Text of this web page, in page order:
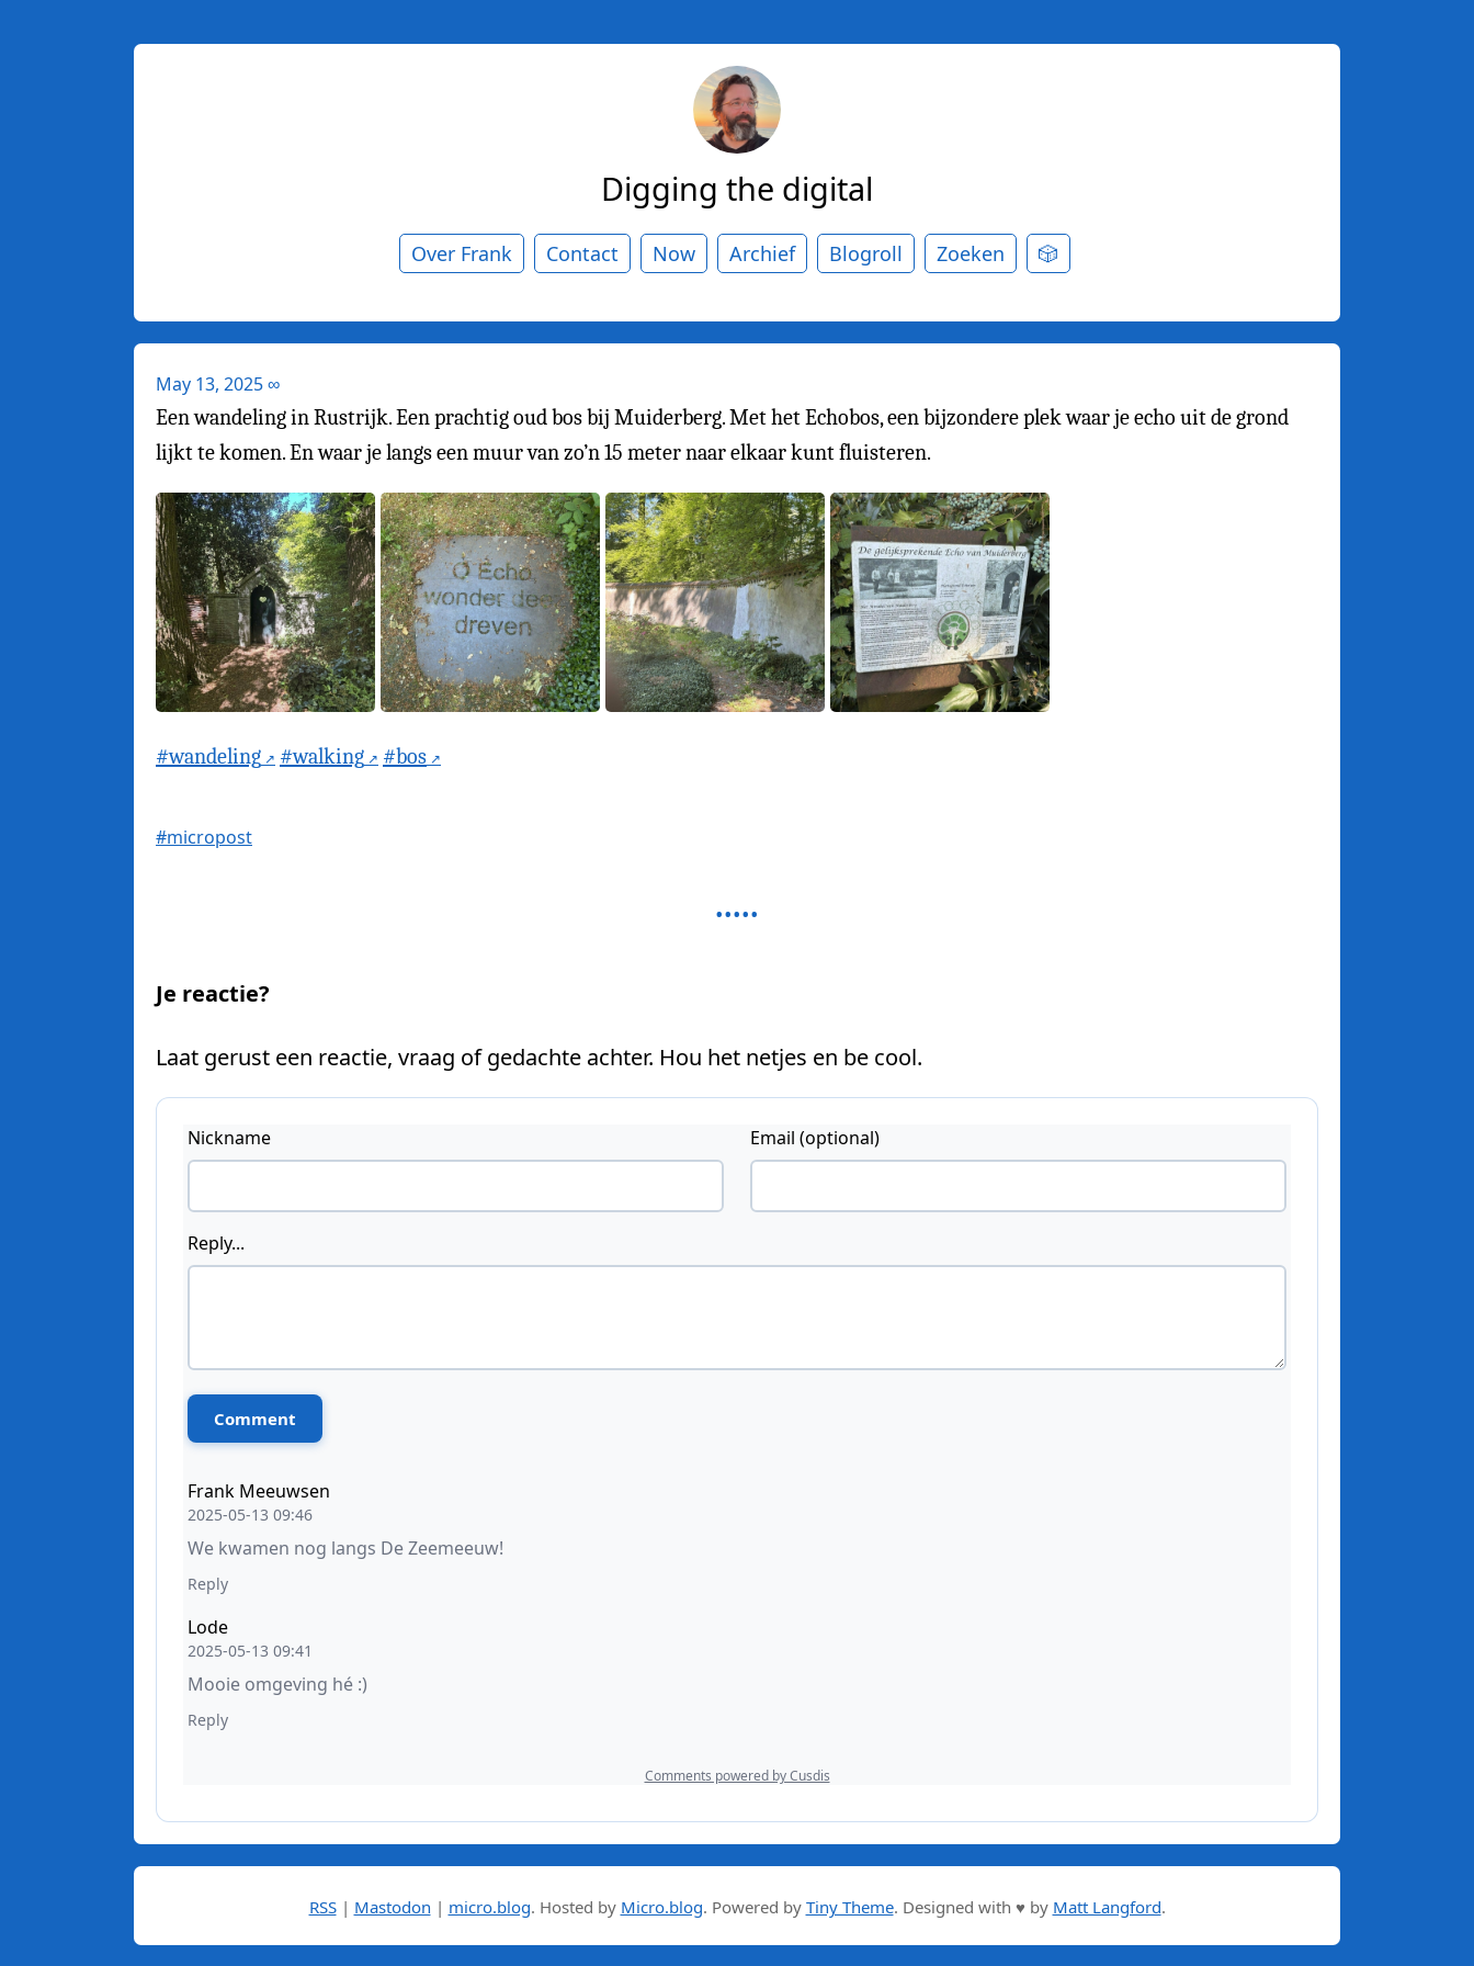
Digging the digital
Over Frank Contact Now Archief Blogroll Zoeken 🎲
May 13, 2025∞
Een wandeling in Rustrijk. Een prachtig oud bos bij Muiderberg. Met het Echobos, een bijzondere plek waar je echo uit de grond
lijkt te komen. En waar je langs een muur van zo’n 15 meter naar elkaar kunt fluisteren.
#wandeling #walking #bos
#micropost
Je reactie?
Laat gerust een reactie, vraag of gedachte achter. Hou het netjes en be cool.
RSS| Mastodon | micro.blog. Hosted by Micro.blog. Powered by Tiny Theme. Designed with ♥ by Matt Langford.